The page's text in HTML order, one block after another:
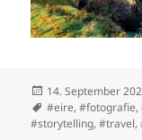
Posted
on
14. September
Tags
#eire,#fotografie,
#storytelling,#travel,